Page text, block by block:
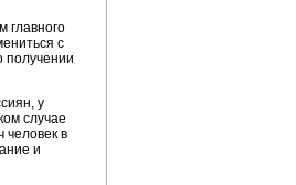
главного
с
получении
у
случае
человек в
и